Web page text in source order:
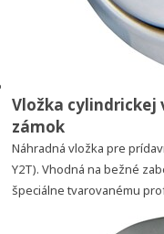
Vložka cylindrickej
zámok
Náhradná vložka pre
Y2T). Vhodná na bežné
špeciálne tvarovanému